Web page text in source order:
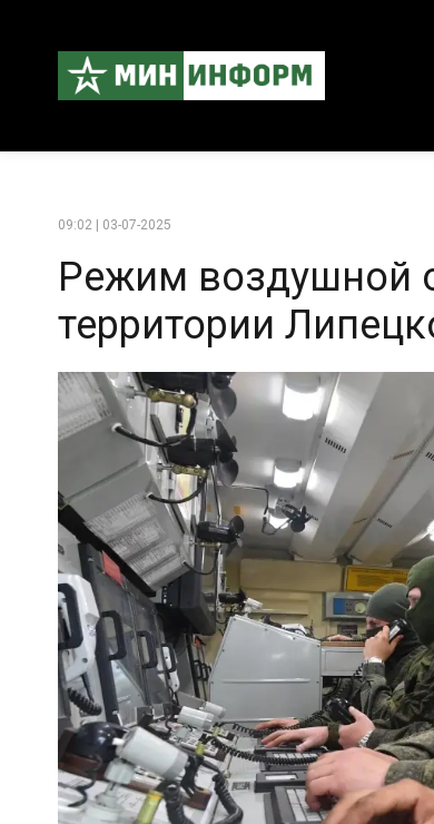
09:02 | 03-07-2025
Режим воздушной
территории